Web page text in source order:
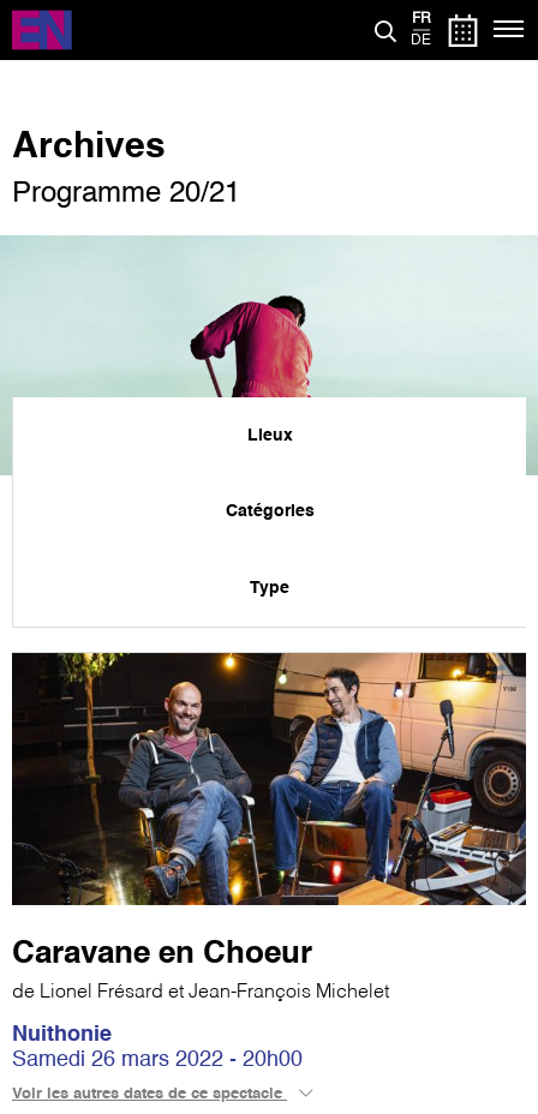
Aller
contenu
FR
DE
Archives
Programme 20/21
Lieux
Catégories
Type
Caravane en Choeur
de Lionel Frésard et Jean-François Michelet
Nuithonie
Samedi 26 mars 2022 - 20h00
Voir les autres dates de ce spectacle